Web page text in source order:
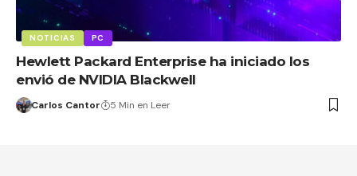
NOTICIAS PC
Hewlett Packard Enterprise ha iniciado los
envió de NVIDIA Blackwell
Carlos Cantor 5 Min en Leer